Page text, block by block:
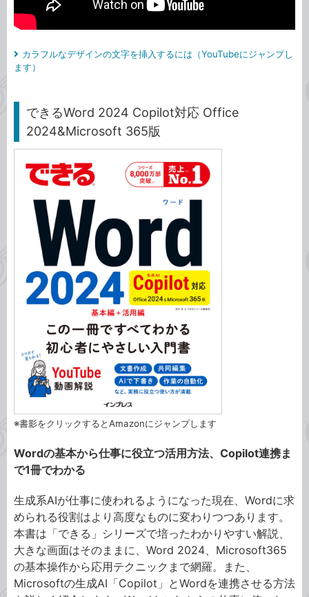
カラフルなデザインの文字を挿入するには（YouTubeにジャンプし
ます）
できるWord 2024 Copilot対応 Office
2024&Microsoft 365版
※書影をクリックするとAmazonにジャンプします
Wordの基本から仕事に役立つ活用方法、Copilot連携ま
で1冊でわかる
生成系AIが仕事に使われるようになった現在、Wordに求
められる役割はより高度なものに変わりつつあります。
本書は「できる」シリーズで培ったわかりやすい解説、
大きな画面はそのままに、Word 2024、Microsoft365
の基本操作から応用テクニックまで網羅。また、
Microsoftの生成AI「Copilot」とWordを連携させる方法